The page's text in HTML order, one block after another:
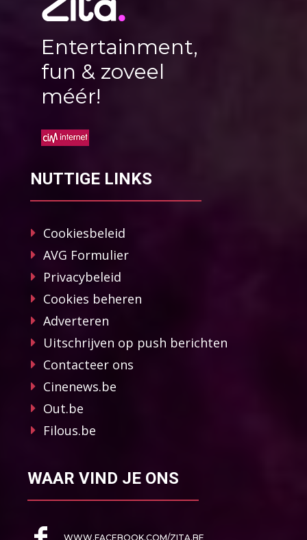
Entertainment,
fun & zoveel
méér!
NUTTIGE LINKS
Cookiesbeleid
AVG Formulier
Privacybeleid
Cookies beheren
Adverteren
Uitschrijven op push berichten
Contacteer ons
Cinenews.be
Out.be
Filous.be
WAAR VIND JE ONS
WWW.FACEBOOK.COM/ZITA.BE